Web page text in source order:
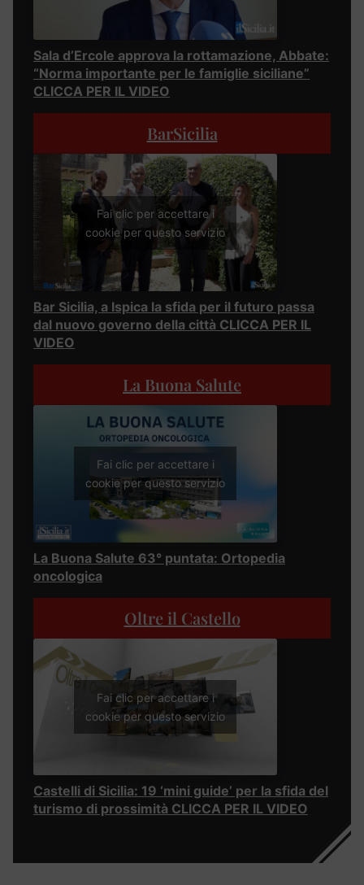
Sala d’Ercole approva la rottamazione, Abbate:
“Norma importante per le famiglie siciliane”
CLICCA PER IL VIDEO
BarSicilia
Fai clic per accettare i
cookie per questo servizio
Bar Sicilia, a Ispica la sfida per il futuro passa
dal nuovo governo della città CLICCA PER IL
VIDEO
La Buona Salute
Fai clic per accettare i
cookie per questo servizio
La Buona Salute 63° puntata: Ortopedia
oncologica
Oltre il Castello
Fai clic per accettare i
cookie per questo servizio
Castelli di Sicilia: 19 ‘mini guide’ per la sfida del
turismo di prossimità CLICCA PER IL VIDEO